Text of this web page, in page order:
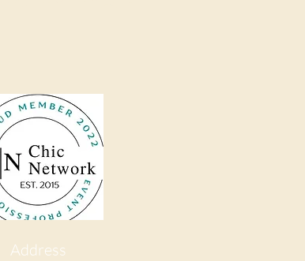
Address